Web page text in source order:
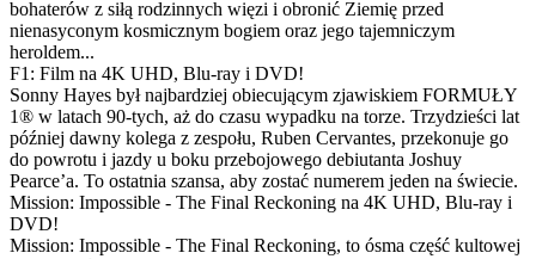
bohaterów z siłą rodzinnych więzi i obronić Ziemię przed
nienasyconym kosmicznym bogiem oraz jego tajemniczym
heroldem...
F1: Film na 4K UHD, Blu-ray i DVD!
Sonny Hayes był najbardziej obiecującym zjawiskiem FORMUŁY
1® w latach 90-tych, aż do czasu wypadku na torze. Trzydzieści lat
później dawny kolega z zespołu, Ruben Cervantes, przekonuje go
do powrotu i jazdy u boku przebojowego debiutanta Joshuy
Pearce’a. To ostatnia szansa, aby zostać numerem jeden na świecie.
Mission: Impossible - The Final Reckoning na 4K UHD, Blu-ray i
DVD!
Mission: Impossible - The Final Reckoning, to ósma część kultowej